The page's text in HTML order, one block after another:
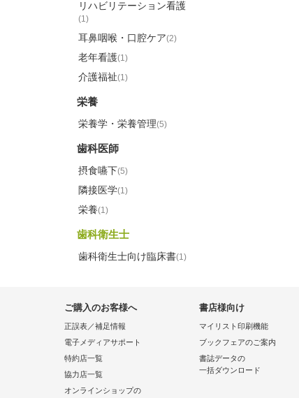
リハビリテーション看護
(1)
耳鼻咽喉・口腔ケア(2)
老年看護(1)
介護福祉(1)
栄養
栄養学・栄養管理(5)
歯科医師
摂食嚥下(5)
隣接医学(1)
栄養(1)
歯科衛生士
歯科衛生士向け臨床書(1)
ご購入のお客様へ
正誤表／補足情報
電子メディアサポート
特約店一覧
協力店一覧
オンラインショップの
書店様向け
マイリスト印刷機能
ブックフェアのご案内
書誌データの
一括ダウンロード